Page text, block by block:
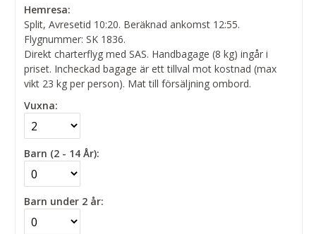
Hemresa:
Split, Avresetid 10:20. Beräknad ankomst 12:55.
Flygnummer: SK 1836.
Direkt charterflyg med SAS. Handbagage (8 kg) ingår i
priset. Incheckad bagage är ett tillval mot kostnad (max
vikt 23 kg per person). Mat till försäljning ombord.
Vuxna:
Barn (2 - 14 År):
Barn under 2 år: